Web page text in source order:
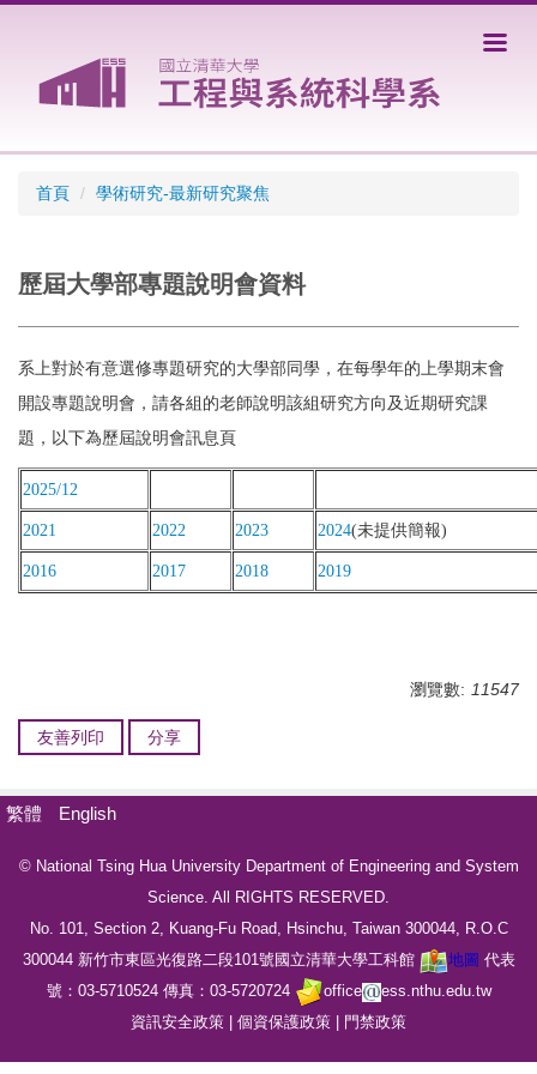
首頁
學術研究-最新研究聚焦
歷屆大學部專題說明會資料
系上對於有意選修專題研究的大學部同學，在每學年的上學期末會
開設專題說明會，請各組的老師說明該組研究方向及近期研究課
題，以下為歷屆說明會訊息頁
2025/12
2021 2022 2023 2024(未提供簡報)
2016 2017 2018 2019
瀏覽數: 11547
友善列印 分享
繁體 English
© National Tsing Hua University Department of Engineering and System
Science. All RIGHTS RESERVED.
No. 101, Section 2, Kuang-Fu Road, Hsinchu, Taiwan 300044, R.O.C
300044 新竹市東區光復路二段101號國立清華大學工科館 地圖 代表
號： 03-5710524傳真： 03-5720724 office
ess.nthu.edu.tw
資訊安全政策
個資保護政策 門禁政策